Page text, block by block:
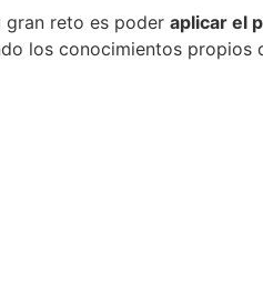
gran reto es poder aplicar el
los conocimientos propios